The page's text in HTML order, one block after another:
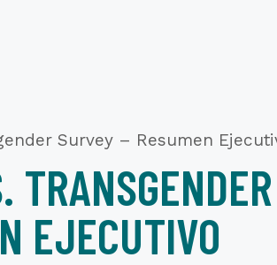
Survey – Resumen
EJECUTIVO